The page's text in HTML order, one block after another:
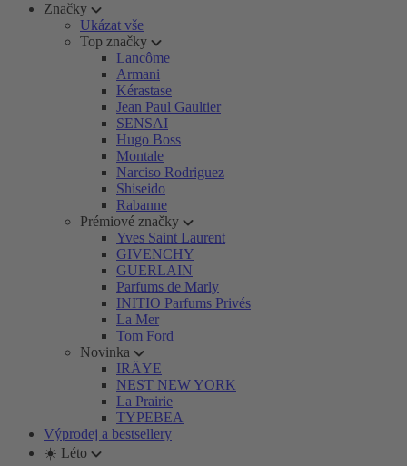
Značky
Ukázat vše
Top značky
Lancôme
Armani
Kérastase
Jean Paul Gaultier
SENSAI
Hugo Boss
Montale
Narciso Rodriguez
Shiseido
Rabanne
Prémiové značky
Yves Saint Laurent
GIVENCHY
GUERLAIN
Parfums de Marly
INITIO Parfums Privés
La Mer
Tom Ford
Novinka
IRÄYE
NEST NEW YORK
La Prairie
TYPEBEA
Výprodej a bestsellery
☀️ Léto